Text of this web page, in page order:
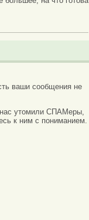
ваши сообщения не
нас утомили СПАМеры,
к ним с пониманием.